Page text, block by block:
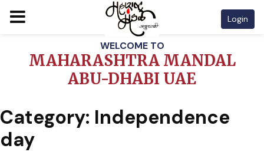
content
WELCOME TO
MAHARASHTRA MANDAL
ABU-DHABI UAE
Login
Category: Independence
day